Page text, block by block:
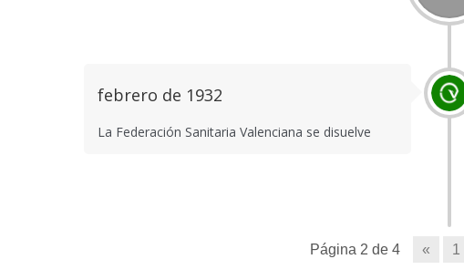
febrero de 1932
La Federación Sanitaria Valenciana se disuelve
Página 2 de 4 « 1